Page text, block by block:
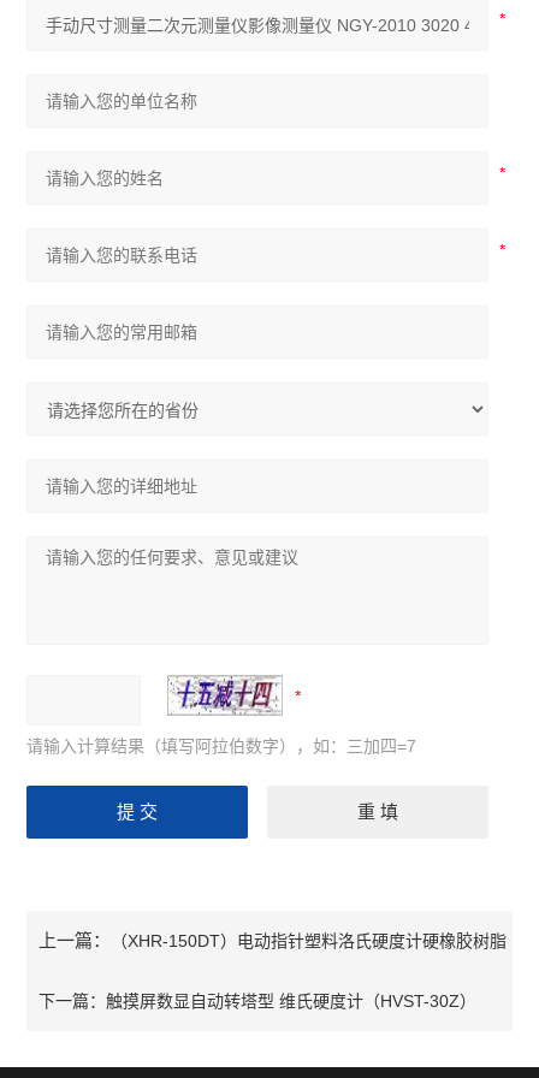
请输入计算结果（填写阿拉伯数字），如：三加四=7
上一篇： （XHR-150DT）电动指针塑料洛氏硬度计硬橡胶树脂
金属硬度计
下一篇：触摸屏数显自动转塔型 维氏硬度计（HVST-30Z）